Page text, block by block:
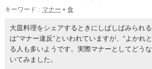
キーワード : マナー • 食
大皿料理をシェアするときにしばしばみられ
は“マナー違反”といわれていますが、“よかれ
る人も多いようです。実際マナーとしてどう
いてみました。